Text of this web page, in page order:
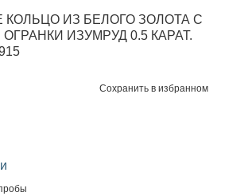
ИЗ БЕЛОГО ЗОЛОТА С
ИЗУМРУД 0.5 КАРАТ.
Сохранить в избранном